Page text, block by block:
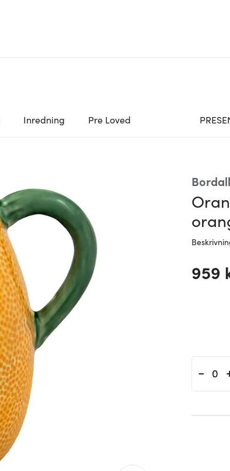
Inredning Pre Loved
959
-